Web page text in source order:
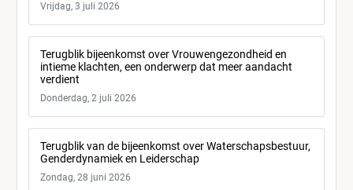
Vrijdag, 3 juli 2026
Terugblik bijeenkomst over Vrouwengezondheid en
intieme klachten, een onderwerp dat meer aandacht
verdient
Donderdag, 2 juli 2026
Terugblik van de bijeenkomst over Waterschapsbestuur,
Genderdynamiek en Leiderschap
Zondag, 28 juni 2026